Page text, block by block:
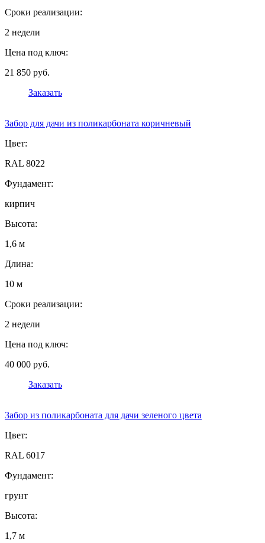
Сроки реализации:
2 недели
Цена под ключ:
21 850 руб.
Заказать
Забор для дачи из поликарбоната коричневый
Цвет:
RAL 8022
Фундамент:
кирпич
Высота:
1,6 м
Длина:
10 м
Сроки реализации:
2 недели
Цена под ключ:
40 000 руб.
Заказать
Забор из поликарбоната для дачи зеленого цвета
Цвет:
RAL 6017
Фундамент:
грунт
Высота:
1,7 м